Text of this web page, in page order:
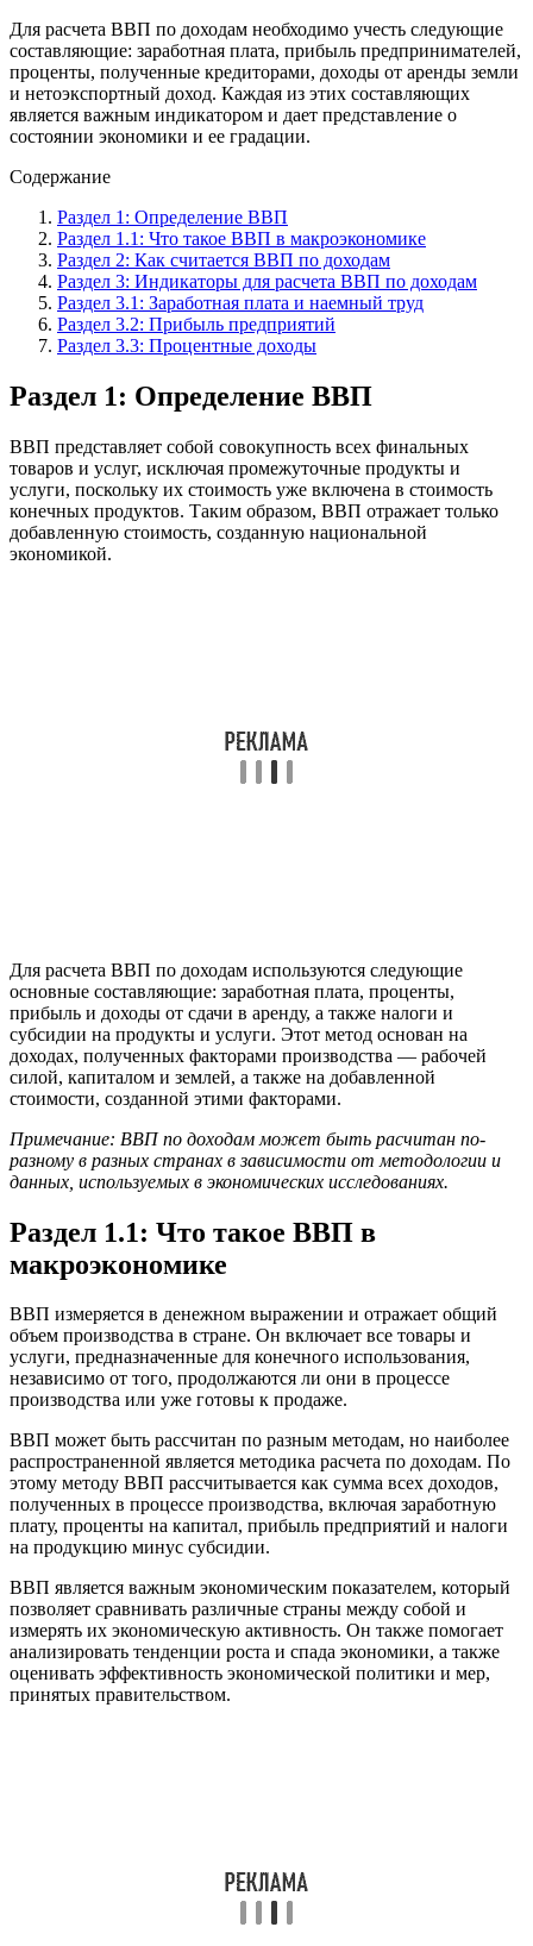
Для расчета ВВП по доходам необходимо учесть следующие
составляющие: заработная плата, прибыль предпринимателей,
проценты, полученные кредиторами, доходы от аренды земли
и нетоэкспортный доход. Каждая из этих составляющих
является важным индикатором и дает представление о
состоянии экономики и ее градации.
Содержание
Раздел 1: Определение ВВП
Раздел 1.1: Что такое ВВП в макроэкономике
Раздел 2: Как считается ВВП по доходам
Раздел 3: Индикаторы для расчета ВВП по доходам
Раздел 3.1: Заработная плата и наемный труд
Раздел 3.2: Прибыль предприятий
Раздел 3.3: Процентные доходы
Раздел 1: Определение ВВП
ВВП представляет собой совокупность всех финальных
товаров и услуг, исключая промежуточные продукты и
услуги, поскольку их стоимость уже включена в стоимость
конечных продуктов. Таким образом, ВВП отражает только
добавленную стоимость, созданную национальной
экономикой.
Для расчета ВВП по доходам используются следующие
основные составляющие: заработная плата, проценты,
прибыль и доходы от сдачи в аренду, а также налоги и
субсидии на продукты и услуги. Этот метод основан на
доходах, полученных факторами производства — рабочей
силой, капиталом и землей, а также на добавленной
стоимости, созданной этими факторами.
Примечание: ВВП по доходам может быть расчитан по-
разному в разных странах в зависимости от методологии и
данных, используемых в экономических исследованиях.
Раздел 1.1: Что такое ВВП в
макроэкономике
ВВП измеряется в денежном выражении и отражает общий
объем производства в стране. Он включает все товары и
услуги, предназначенные для конечного использования,
независимо от того, продолжаются ли они в процессе
производства или уже готовы к продаже.
ВВП может быть рассчитан по разным методам, но наиболее
распространенной является методика расчета по доходам. По
этому методу ВВП рассчитывается как сумма всех доходов,
полученных в процессе производства, включая заработную
плату, проценты на капитал, прибыль предприятий и налоги
на продукцию минус субсидии.
ВВП является важным экономическим показателем, который
позволяет сравнивать различные страны между собой и
измерять их экономическую активность. Он также помогает
анализировать тенденции роста и спада экономики, а также
оценивать эффективность экономической политики и мер,
принятых правительством.